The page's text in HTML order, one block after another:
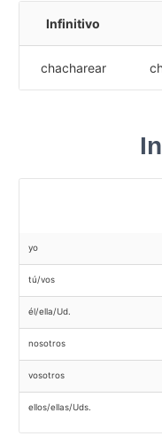
Infinitivo
chacharear
yo
tú/vos
él/ella/Ud.
nosotros
vosotros
ellos/ellas/Uds.